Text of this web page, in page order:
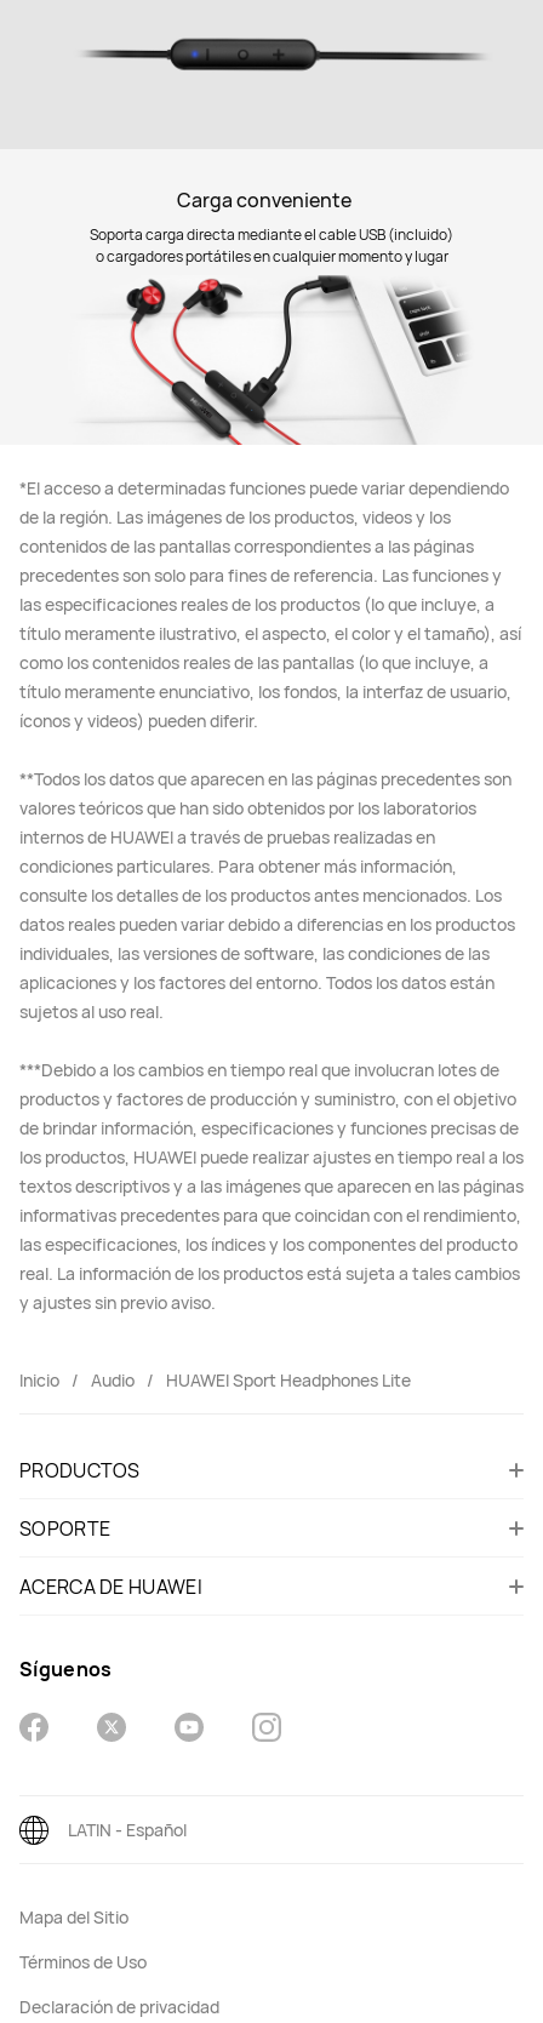
Carga conveniente
Soporta carga directa mediante el cable USB (incluido)
o cargadores portátiles en cualquier momento y lugar
*El acceso a determinadas funciones puede variar dependiendo
de la región. Las imágenes de los productos, videos y los
contenidos de las pantallas correspondientes a las páginas
precedentes son solo para fines de referencia. Las funciones y
las especificaciones reales de los productos (lo que incluye, a
título meramente ilustrativo, el aspecto, el color y el tamaño), así
como los contenidos reales de las pantallas (lo que incluye, a
título meramente enunciativo, los fondos, la interfaz de usuario,
íconos y videos) pueden diferir.
**Todos los datos que aparecen en las páginas precedentes son
valores teóricos que han sido obtenidos por los laboratorios
internos de HUAWEI a través de pruebas realizadas en
condiciones particulares. Para obtener más información,
consulte los detalles de los productos antes mencionados. Los
datos reales pueden variar debido a diferencias en los productos
individuales, las versiones de software, las condiciones de las
aplicaciones y los factores del entorno. Todos los datos están
sujetos al uso real.
***Debido a los cambios en tiempo real que involucran lotes de
productos y factores de producción y suministro, con el objetivo
de brindar información, especificaciones y funciones precisas de
los productos, HUAWEI puede realizar ajustes en tiempo real a los
textos descriptivos y a las imágenes que aparecen en las páginas
informativas precedentes para que coincidan con el rendimiento,
las especificaciones, los índices y los componentes del producto
real. La información de los productos está sujeta a tales cambios
y ajustes sin previo aviso.
Inicio Audio HUAWEI Sport Headphones Lite
PRODUCTOS
SOPORTE
ACERCA DE HUAWEI
Síguenos
Mapa del Sitio
Términos de Uso
Declaración de privacidad
LATIN - Español